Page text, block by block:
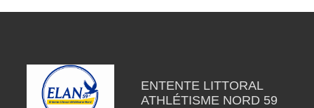
ENTENTE LITTORAL
ATHLÉTISME NORD 59